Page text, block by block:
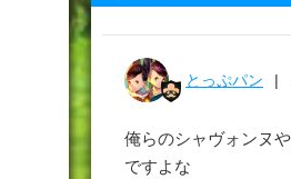
とっぷパン
俺らのシャヴォンヌ
ですよな